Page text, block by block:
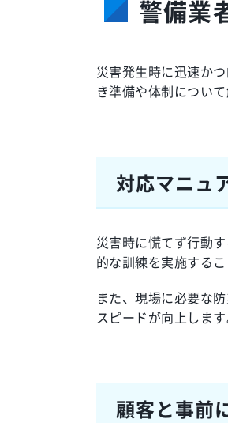
警備業
災害発生時に迅速か
き準備や体制について
対応マニュ
災害時に慌てず行動
的な訓練を実施する
また、現場に必要な
スピードが向上します
顧客と事前